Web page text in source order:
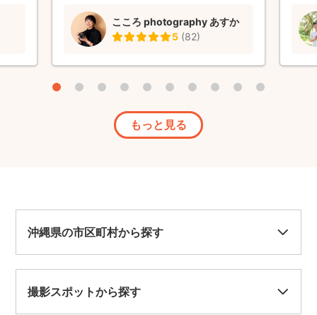
思えない写真がたくさん撮れました。 息
子もあすかさんの雰囲気のおかげですぐに
した。 神社の関係者、他の参拝者やご家
族の方々に細心の注意を払いつつ撮影して
いました‼︎(これは本当に偶然) 仕上がりも
大満足で、家族だけでは絶対に撮ることが
できなかったであろう今だけの息子の自然
こころ photography あすか
5 (82)
く
と
です
もっと見る
沖縄県の市区町村から探す
撮影スポットから探す